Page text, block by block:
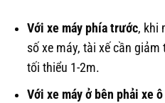
Với xe máy phía trước, khi
số xe máy, tài xế cần
tối thiểu 1-2m.
Với xe máy ở bên phải xe